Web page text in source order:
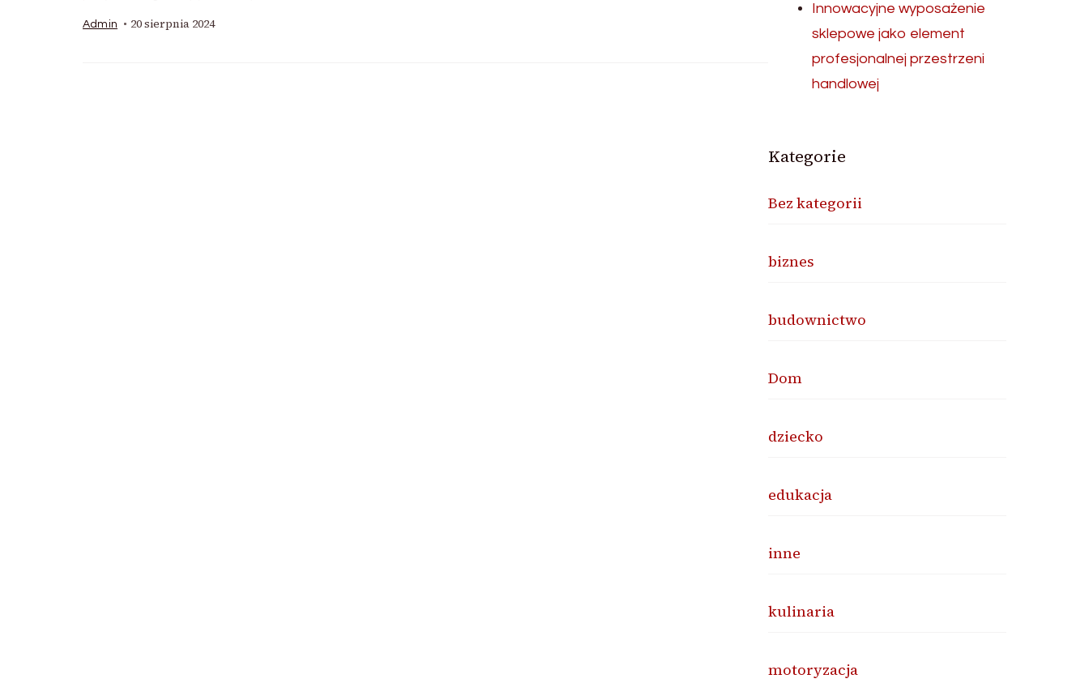
Admin 20 sierpnia 2024
Innowacyjne wyposażenie
sklepowe jako element
profesjonalnej przestrzeni
handlowej
Kategorie
Bez kategorii
biznes
budownictwo
Dom
dziecko
edukacja
inne
kulinaria
motoryzacja